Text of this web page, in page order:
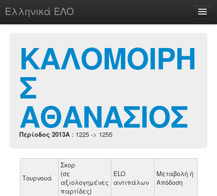
Ελληνικά ΕΛΟ
chesstu.be @ discord
Login
ΚΑΛΟΜΟΙΡΗ
Σ
ΑΘΑΝΑΣΙΟΣ
Περίοδος 2013A : 1225 -> 1255
Τουρνουά
Σκορ
(σε
αξιολογημένες
παρτίδες)
ELO
αντιπάλων
Μεταβολή ή
Απόδοση